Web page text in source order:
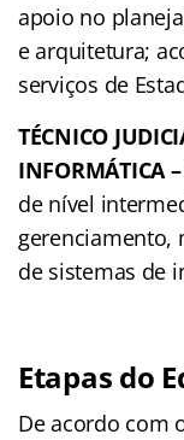
apoio no
e arquitetura;
serviços de
TÉCNICO
INFORMÁTICA
de nível
gerenciamento,
de sistemas de
Etapas do
De acordo com